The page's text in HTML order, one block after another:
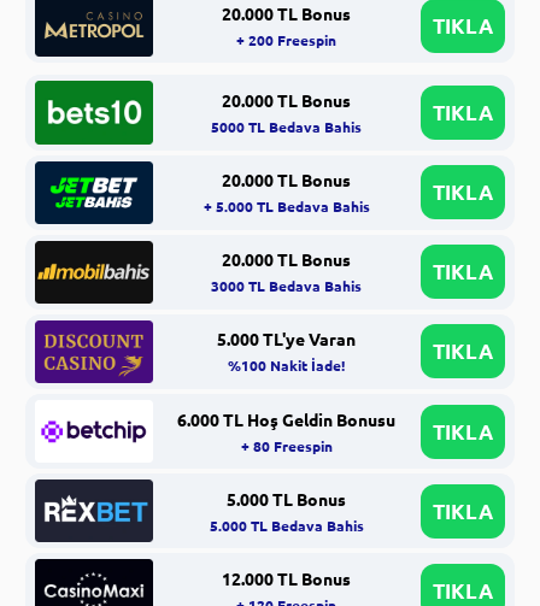
20.000 TL Bonus
+ 200 Freespin
TIKLA
20.000 TL Bonus
5000 TL Bedava Bahis
TIKLA
20.000 TL Bonus
+ 5.000 TL Bedava Bahis
TIKLA
20.000 TL Bonus
3000 TL Bedava Bahis
TIKLA
5.000 TL'ye Varan
%100 Nakit İade!
TIKLA
6.000 TL Hoş Geldin Bonusu
+ 80 Freespin
TIKLA
5.000 TL Bonus
5.000 TL Bedava Bahis
TIKLA
12.000 TL Bonus TIKLA